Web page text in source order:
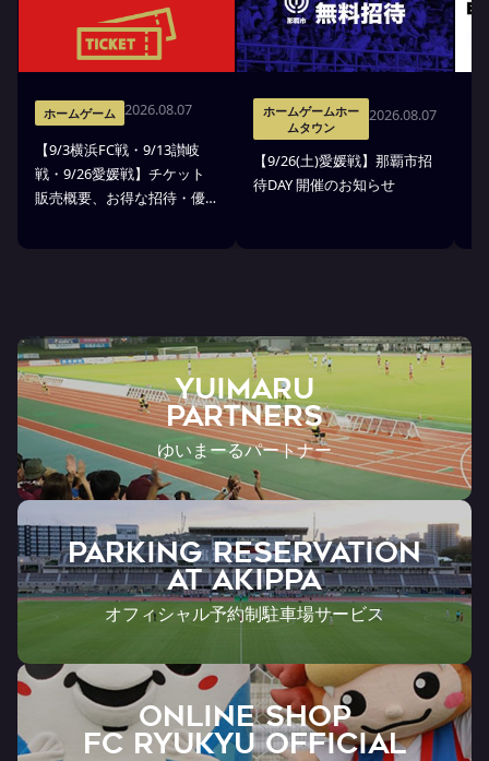
ホームゲーム 2026.08.07
【9/3横浜FC戦・9/13讃岐
戦・9/26愛媛戦】チケット
販売概要、お得な招待・優
ホームゲームホー
ムタウン
2026.08.07
【9/26(土)愛媛戦】那覇市招
待DAY 開催のお知らせ
YUIMARU
Partners
ゆいまーるパートナー
PARKING RESERVATION
AT Akippa
オフィシャル予約制駐車場サービス
ONLINE SHOP
FC RYUKYU OFFICIAL